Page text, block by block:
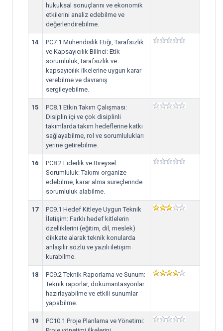
hukuksal sonuçlarını ve ekonomik
etkilerini analiz edebilme ve
değerlendirebilme.
14
PC7.1 Mühendislik Etiği, Tarafsızlık
ve Kapsayıcılık Bilinci: Etik
sorumluluk, tarafsızlık ve
kapsayıcılık ilkelerine uygun karar
verebilme ve davranış
sergileyebilme.
15
PC8.1 Etkin Takım Çalışması:
Disiplin içi ve çok disiplinli
takımlarda takım hedeflerine katkı
sağlayabilme, rol ve sorumlulukları
yerine getirebilme.
16
PC8.2 Liderlik ve Bireysel
Sorumluluk: Takımı organize
edebilme, karar alma süreçlerinde
sorumluluk alabilme.
17
PC9.1 Hedef Kitleye Uygun Teknik
İletişim: Farklı hedef kitlelerin
özelliklerini (eğitim, dil, meslek)
dikkate alarak teknik konularda
anlaşılır sözlü ve yazılı iletişim
kurabilme.
18
PC9.2 Teknik Raporlama ve Sunum:
Teknik raporlar, dokümantasyonlar
hazırlayabilme ve etkili sunumlar
yapabilme.
19
PC10.1 Proje Planlama ve Yönetimi: